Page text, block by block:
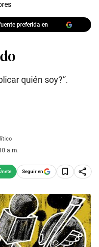
preferida en
quién soy?”.
a.m.
Seguir en